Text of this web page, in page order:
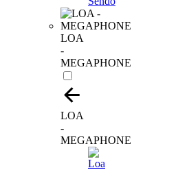
LOA
-
MEGAPHONE
LOA
-
MEGAPHONE